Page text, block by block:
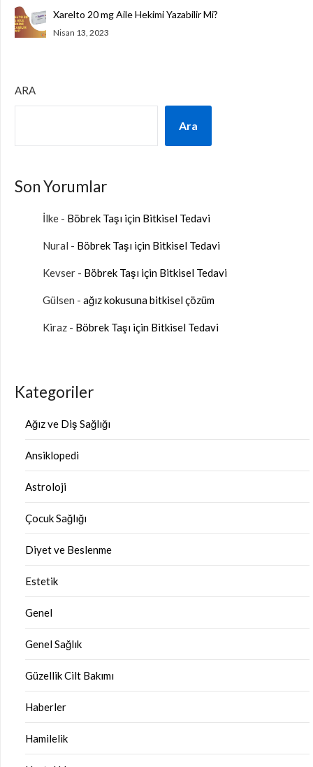
Xarelto 20 mg Aile Hekimi Yazabilir Mi?
Nisan 13, 2023
ARA
Ara
Son Yorumlar
İlke - Böbrek Taşı için Bitkisel Tedavi
Nural - Böbrek Taşı için Bitkisel Tedavi
Kevser - Böbrek Taşı için Bitkisel Tedavi
Gülsen - ağız kokusuna bitkisel çözüm
Kiraz - Böbrek Taşı için Bitkisel Tedavi
Kategoriler
Ağız ve Diş Sağlığı
Ansiklopedi
Astroloji
Çocuk Sağlığı
Diyet ve Beslenme
Estetik
Genel
Genel Sağlık
Güzellik Cilt Bakımı
Haberler
Hamilelik